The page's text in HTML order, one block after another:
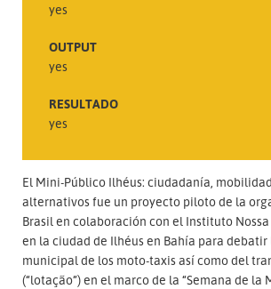
yes
OUTPUT
yes
RESULTADO
yes
El Mini-Público Ilhéus: ciudadanía,
alternativos fue un proyecto piloto de la
Brasil en colaboración con el Instituto
en la ciudad de Ilhéus en Bahía para
municipal de los moto-taxis así como del
(“lotação”) en el marco de la “Semana de la